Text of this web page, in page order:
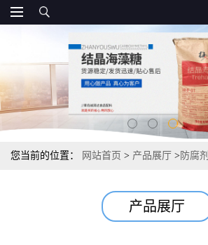
您当前的位置： 网站首页 > 产品展厅 > 防腐剂
产品展厅